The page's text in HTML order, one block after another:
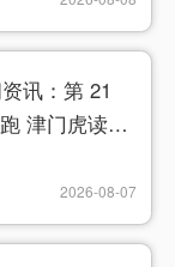
讯：第 21
津门虎读秒
2026-08-07